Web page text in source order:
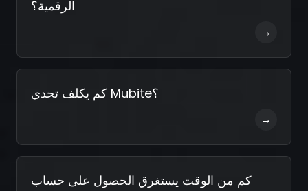
الرقمية؟
→
كم يكلف تحدي Mubite؟
→
كم من الوقت يستغرق الحصول على حساب